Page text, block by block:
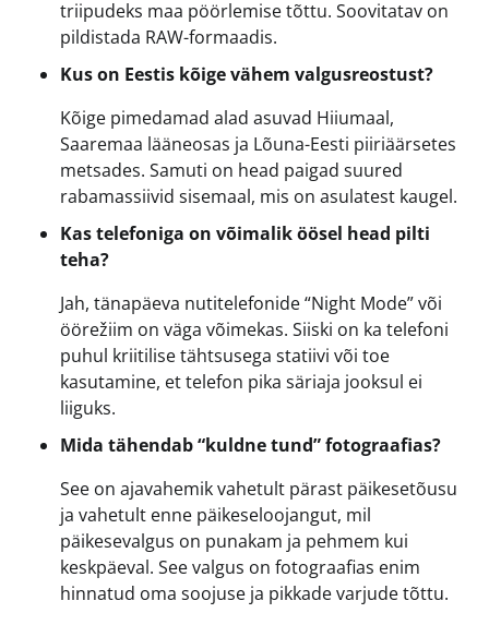
triipudeks maa pöörlemise tõttu. Soovitatav on
pildistada RAW-formaadis.
Kus on Eestis kõige vähem valgusreostust?
Kõige pimedamad alad asuvad Hiiumaal,
Saaremaa lääneosas ja Lõuna-Eesti piiriäärsetes
metsades. Samuti on head paigad suured
rabamassiivid sisemaal, mis on asulatest kaugel.
Kas telefoniga on võimalik öösel head pilti
teha?
Jah, tänapäeva nutitelefonide “Night Mode” või
öörežiim on väga võimekas. Siiski on ka telefoni
puhul kriitilise tähtsusega statiivi või toe
kasutamine, et telefon pika säriaja jooksul ei
liiguks.
Mida tähendab “kuldne tund” fotograafias?
See on ajavahemik vahetult pärast päikesetõusu
ja vahetult enne päikeseloojangut, mil
päikesevalgus on punakam ja pehmem kui
keskpäeval. See valgus on fotograafias enim
hinnatud oma soojuse ja pikkade varjude tõttu.